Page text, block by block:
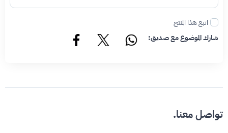
اتبع هذا المنتج
شارك الموضوع مع صديق:
تواصل معنا.